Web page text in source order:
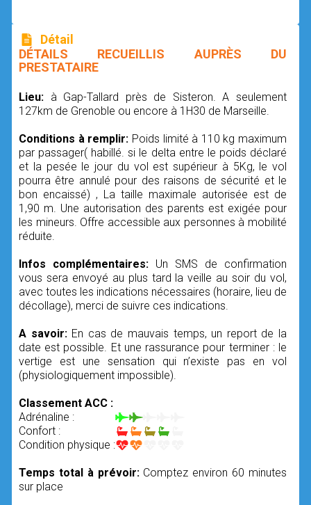
Détail
DÉTAILS RECUEILLIS AUPRÈS DU
PRESTATAIRE
Lieu: à Gap-Tallard près de Sisteron. A seulement
127km de Grenoble ou encore à 1H30 de Marseille.
Conditions à remplir: Poids limité à 110 kg maximum
par passager( habillé. si le delta entre le poids déclaré
et la pesée le jour du vol est supérieur à 5Kg, le vol
pourra être annulé pour des raisons de sécurité et le
bon encaissé) , La taille maximale autorisée est de
1,90 m. Une autorisation des parents est exigée pour
les mineurs. Offre accessible aux personnes à mobilité
réduite.
Infos complémentaires: Un SMS de confirmation
vous sera envoyé au plus tard la veille au soir du vol,
avec toutes les indications nécessaires (horaire, lieu de
décollage), merci de suivre ces indications.
A savoir: En cas de mauvais temps, un report de la
date est possible. Et une rassurance pour terminer : le
vertige est une sensation qui n’existe pas en vol
(physiologiquement impossible).
Classement ACC :
Adrénaline :
Confort :
Condition physique :
Temps total à prévoir: Comptez environ 60 minutes
sur place